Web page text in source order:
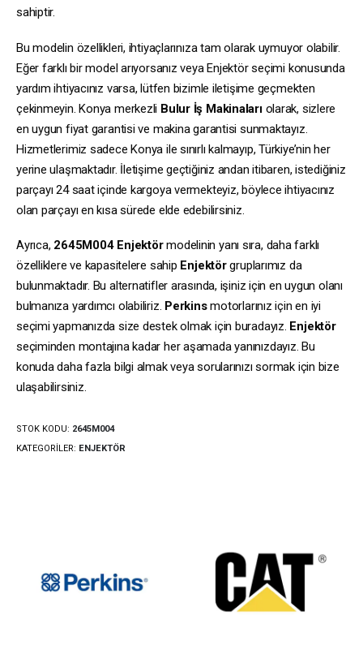
sahiptir.
Bu modelin özellikleri, ihtiyaçlarınıza tam olarak uymuyor olabilir.
Eğer farklı bir model arıyorsanız veya Enjektör seçimi konusunda
yardım ihtiyacınız varsa, lütfen bizimle iletişime geçmekten
çekinmeyin. Konya merkezli Bulur İş Makinalarıolarak, sizlere
en uygun fiyat garantisi ve makina garantisi sunmaktayız.
Hizmetlerimiz sadece Konya ile sınırlı kalmayıp, Türkiye’nin her
yerine ulaşmaktadır. İletişime geçtiğiniz andan itibaren, istediğiniz
parçayı 24 saat içinde kargoya vermekteyiz, böylece ihtiyacınız
olan parçayı en kısa sürede elde edebilirsiniz.
Ayrıca, 2645M004 Enjektörmodelinin yanı sıra, daha farklı
özelliklere ve kapasitelere sahip Enjektörgruplarımız da
bulunmaktadır. Bu alternatifler arasında, işiniz için en uygun olanı
bulmanıza yardımcı olabiliriz. Perkinsmotorlarınız için en iyi
seçimi yapmanızda size destek olmak için buradayız. Enjektör
seçiminden montajına kadar her aşamada yanınızdayız. Bu
konuda daha fazla bilgi almak veya sorularınızı sormak için bize
ulaşabilirsiniz.
STOK KODU: 2645M004
KATEGORILER: ENJEKTÖR